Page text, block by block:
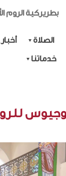
بطريركية الروم
الصلاة أخبار
خدماتنا